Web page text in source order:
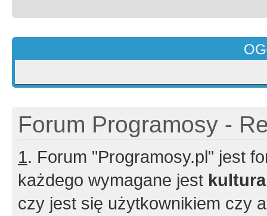
Forum Programosy -
1. Forum "Programosy.pl" jest
każdego wymagane jest
czy jest się użytkownikiem czy